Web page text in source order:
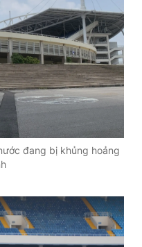
đang bị khủng hoảng